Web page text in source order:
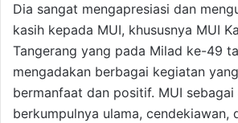
Dia sangat mengapresiasi dan
kasih kepada MUI, khususnya MUI
Tangerang yang pada Milad ke-49
mengadakan berbagai kegiatan
bermanfaat dan positif. MUI sebagai
berkumpulnya ulama, cendekiawan,